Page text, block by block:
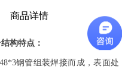
商品详情
构特点：
钢管组装焊接而成，表面处